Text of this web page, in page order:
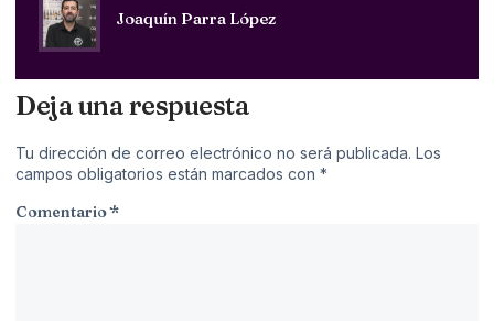
Joaquín Parra López
Deja una respuesta
Tu dirección de correo electrónico no será publicada. Los
campos obligatorios están marcados con *
Comentario*